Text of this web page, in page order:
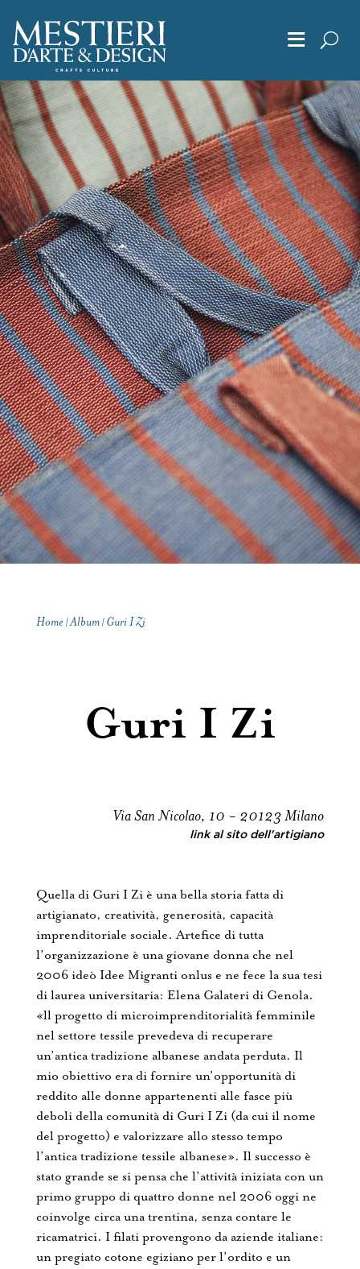
≡
Chi Siamo
Articoli
Album
Editoriali
Archivio
Contatti
Home |Album| Guri I Zi
Guri I Zi
Via San Nicolao, 10 - 20123 Milano
link al sito dell'artigiano
Quella di Guri I Zi è una bella storia fatta di
artigianato, creatività, generosità, capacità
imprenditoriale sociale. Artefice di tutta
l’organizzazione è una giovane donna che nel
2006 ideò Idee Migranti onlus e ne fece la sua tesi
di laurea universitaria: Elena Galateri di Genola.
«ll progetto di microimprenditorialità femminile
nel settore tessile prevedeva di recuperare
un’antica tradizione albanese andata perduta. Il
mio obiettivo era di fornire un’opportunità di
reddito alle donne appartenenti alle fasce più
deboli della comunità di Guri I Zi (da cui il nome
del progetto) e valorizzare allo stesso tempo
l’antica tradizione tessile albanese». Il successo è
stato grande se si pensa che l’attività iniziata con un
primo gruppo di quattro donne nel 2006 oggi ne
coinvolge circa una trentina, senza contare le
ricamatrici. I filati provengono da aziende italiane:
un pregiato cotone egiziano per l’ordito e un